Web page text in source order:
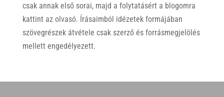
csak annak első sorai, majd a folytatásért a blogomra
kattint az olvasó. Írásaimból idézetek formájában
szövegrészek átvétele csak szerző és forrásmegjelölés
mellett engedélyezett.